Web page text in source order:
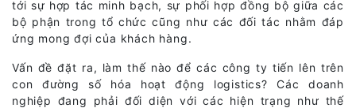
tới sự hợp tác minh bạch, sự phối hợp đồng bộ giữa các
bộ phận trong tổ chức cũng như các đối tác nhằm đáp
ứng mong đợi của khách hàng.
Vấn đề đặt ra, làm thế nào để các công ty tiến lên trên
con đường số hóa hoạt động logistics? Các doanh
nghiệp đang phải đối diện với các hiện trạng như thế